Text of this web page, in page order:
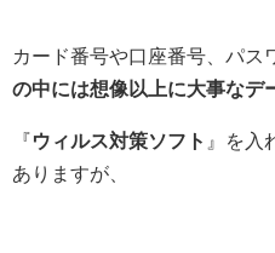
カード番号や口座番号、パス
の中には想像以上に大事なデ
『ウィルス対策ソフト 』を入
ありますが、